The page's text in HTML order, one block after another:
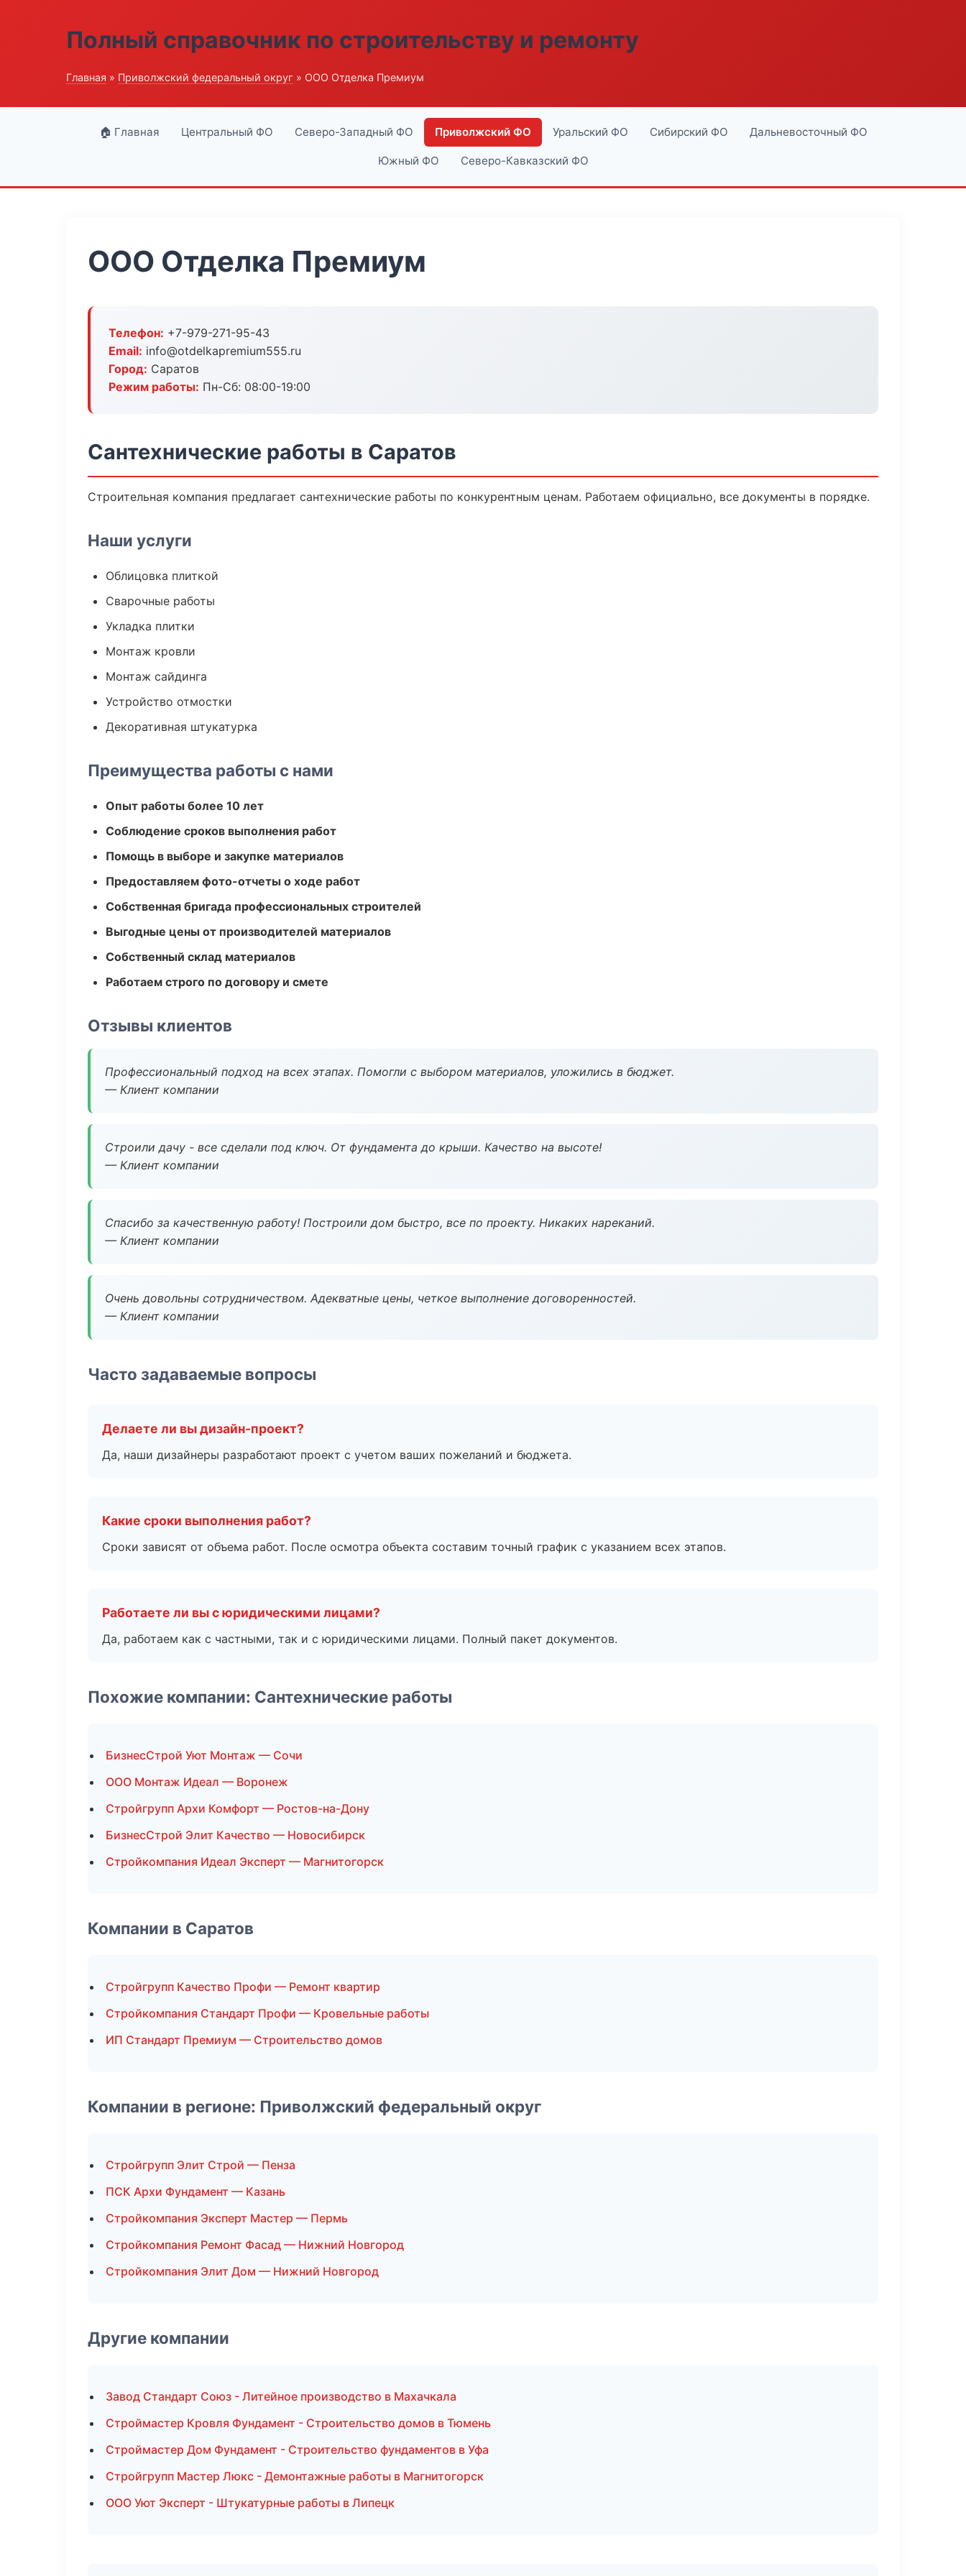
Полный справочник по строительству и ремонту
Главная » Приволжский федеральный округ » ООО Отделка Премиум
🏠 Главная Центральный ФО Северо-Западный ФО Приволжский ФО Уральский ФО Сибирский ФО Дальневосточный ФО
Южный ФО Северо-Кавказский ФО
ООО Отделка Премиум
Телефон: +7-979-271-95-43
Email: info@otdelkapremium555.ru
Город: Саратов
Режим работы: Пн-Сб: 08:00-19:00
Сантехнические работы в Саратов
Строительная компания предлагает сантехнические работы по конкурентным ценам. Работаем официально, все документы в порядке.
Наши услуги
Облицовка плиткой
Сварочные работы
Укладка плитки
Монтаж кровли
Монтаж сайдинга
Устройство отмостки
Декоративная штукатурка
Преимущества работы с нами
Опыт работы более 10 лет
Соблюдение сроков выполнения работ
Помощь в выборе и закупке материалов
Предоставляем фото-отчеты о ходе работ
Собственная бригада профессиональных строителей
Выгодные цены от производителей материалов
Собственный склад материалов
Работаем строго по договору и смете
Отзывы клиентов
Профессиональный подход на всех этапах. Помогли с выбором материалов, уложились в бюджет.
— Клиент компании
Строили дачу - все сделали под ключ. От фундамента до крыши. Качество на высоте!
— Клиент компании
Спасибо за качественную работу! Построили дом быстро, все по проекту. Никаких нареканий.
— Клиент компании
Очень довольны сотрудничеством. Адекватные цены, четкое выполнение договоренностей.
— Клиент компании
Часто задаваемые вопросы
Делаете ли вы дизайн-проект?
Да, наши дизайнеры разработают проект с учетом ваших пожеланий и бюджета.
Какие сроки выполнения работ?
Сроки зависят от объема работ. После осмотра объекта составим точный график с указанием всех этапов.
Работаете ли вы с юридическими лицами?
Да, работаем как с частными, так и с юридическими лицами. Полный пакет документов.
Похожие компании: Сантехнические работы
БизнесСтрой Уют Монтаж — Сочи
ООО Монтаж Идеал — Воронеж
Стройгрупп Архи Комфорт — Ростов-на-Дону
БизнесСтрой Элит Качество — Новосибирск
Стройкомпания Идеал Эксперт — Магнитогорск
Компании в Саратов
Стройгрупп Качество Профи — Ремонт квартир
Стройкомпания Стандарт Профи — Кровельные работы
ИП Стандарт Премиум — Строительство домов
Компании в регионе: Приволжский федеральный округ
Стройгрупп Элит Строй — Пенза
ПСК Архи Фундамент — Казань
Стройкомпания Эксперт Мастер — Пермь
Стройкомпания Ремонт Фасад — Нижний Новгород
Стройкомпания Элит Дом — Нижний Новгород
Другие компании
Завод Стандарт Союз - Литейное производство в Махачкала
Строймастер Кровля Фундамент - Строительство домов в Тюмень
Строймастер Дом Фундамент - Строительство фундаментов в Уфа
Стройгрупп Мастер Люкс - Демонтажные работы в Магнитогорск
ООО Уют Эксперт - Штукатурные работы в Липецк